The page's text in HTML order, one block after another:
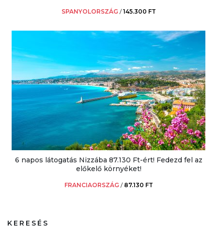
SPANYOLORSZÁG /145.300 FT
6 napos látogatás Nizzába 87.130 Ft-ért! Fedezd fel az
előkelő környéket!
FRANCIAORSZÁG / 87.130 FT
KERESÉS